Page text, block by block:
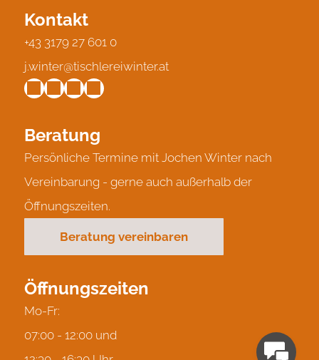
Kontakt
+43 3179 27 601 0
j.winter@tischlereiwinter.at
Beratung
Persönliche Termine mit Jochen Winter nach
Vereinbarung - gerne auch außerhalb der
Öffnungszeiten.
Beratung vereinbaren
Öffnungszeiten
Mo-Fr:
07:00 - 12:00 und